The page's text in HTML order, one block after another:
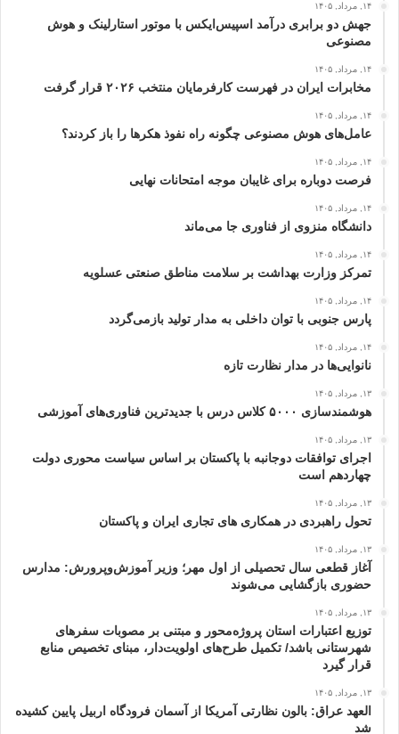
۱۴, مرداد, ۱۴۰۵
جهش دو برابری درآمد اسپیس‌ایکس با موتور استارلینک و هوش
مصنوعی
۱۴, مرداد, ۱۴۰۵
مخابرات ایران در فهرست کارفرمایان منتخب ۲۰۲۶ قرار گرفت
۱۴, مرداد, ۱۴۰۵
عامل‌های هوش مصنوعی چگونه راه نفوذ هکرها را باز کردند؟
۱۴, مرداد, ۱۴۰۵
فرصت دوباره برای غایبان موجه امتحانات نهایی
۱۴, مرداد, ۱۴۰۵
دانشگاه منزوی از فناوری جا می‌ماند
۱۴, مرداد, ۱۴۰۵
تمرکز وزارت بهداشت بر سلامت مناطق صنعتی عسلویه
۱۴, مرداد, ۱۴۰۵
پارس جنوبی با توان داخلی به مدار تولید بازمی‌گردد
۱۴, مرداد, ۱۴۰۵
نانوایی‌ها در مدار نظارت تازه
۱۳, مرداد, ۱۴۰۵
هوشمندسازی ۵۰۰۰ کلاس درس با جدیدترین فناوری‌های آموزشی
۱۳, مرداد, ۱۴۰۵
اجرای توافقات دوجانبه با پاکستان بر اساس سیاست محوری دولت
چهاردهم است
۱۳, مرداد, ۱۴۰۵
تحول راهبردی در همکاری های تجاری ایران و پاکستان
۱۳, مرداد, ۱۴۰۵
آغاز قطعی سال تحصیلی از اول مهر؛ وزیر آموزش‌وپرورش: مدارس
حضوری بازگشایی می‌شوند
۱۳, مرداد, ۱۴۰۵
توزیع اعتبارات استان پروژه‌محور و مبتنی بر مصوبات سفرهای
شهرستانی باشد/ تکمیل طرح‌های اولویت‌دار، مبنای تخصیص منابع
قرار گیرد
۱۳, مرداد, ۱۴۰۵
العهد عراق: بالون نظارتی آمریکا از آسمان فرودگاه اربیل پایین کشیده
شد